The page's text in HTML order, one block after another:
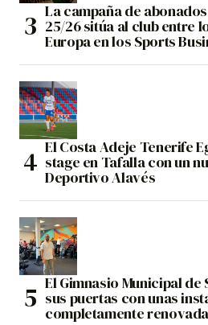
La campaña de
25/26 sitúa al club entre
Europa en los Sports
El Costa Adeje Tenerife
stage en Tafalla con un
Deportivo Alavés
El Gimnasio Municipal
sus puertas con unas
completamente